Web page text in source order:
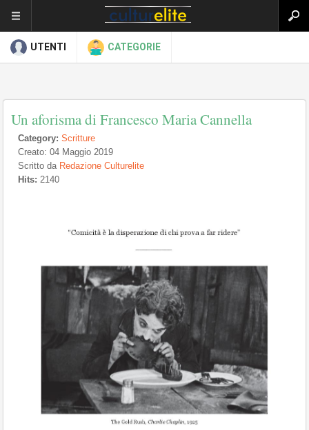
UTENTI CATEGORIE
Un aforisma di Francesco Maria Cannella
Category: Scritture
Creato: 04 Maggio 2019
Scritto da Redazione Culturelite
Hits: 2140